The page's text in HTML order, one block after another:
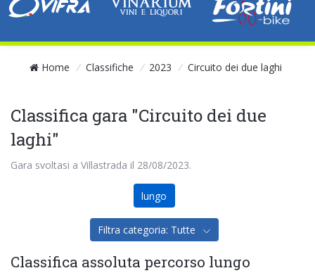
Home / Classifiche / 2023 / Circuito dei due laghi
Classifica gara "Circuito dei due
laghi"
Gara svoltasi a Villastrada il 28/08/2023.
lungo
Filtra categoria: Tutte
Classifica assoluta percorso lungo